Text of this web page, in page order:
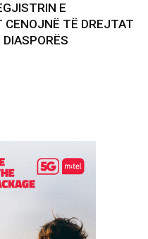
E
CENOJNË TË DREJTAT